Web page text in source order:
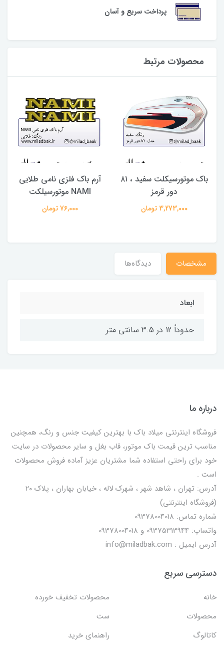
پرداخت سریع و آسان
محصولات مرتبط
باک موتورسیکلت سفید ، ۸۱
دور قرمز
3,273,000 تومان
آرم باک فلزی نامی طلایی
NAMI موتورسیلکت
76,000 تومان
مشخصات دیدگاه‌ها
ابعاد
حدوداً 12 در 3.5 سانتی متر
درباره ما
فروشگاه اینترنتی میلاد باک با بهترین کیفیت جنس و رنگ، همچنین
مناسب ترین قیمت باک موتور، قاب بغل و سایر محصولات در سایت
خود برای راحتی استفاده شما مشتریان عزیز آماده فروش محصولات
است .
آدرس: تهران ، شاهد شهر ، شهرک لاله ، خیابان بهاران ، پلاک ۲۰
(فروشگاه اینترنتی)
شماره تماس: 09378004018
واتساپ: 09375313944 و 09378004018
آدرس ایمیل : info@miladbak.com
دسترسی سریع
خانه
محصولات تخفیف خورده
محصولات
ست
کاتالوگ
راهنمای خرید